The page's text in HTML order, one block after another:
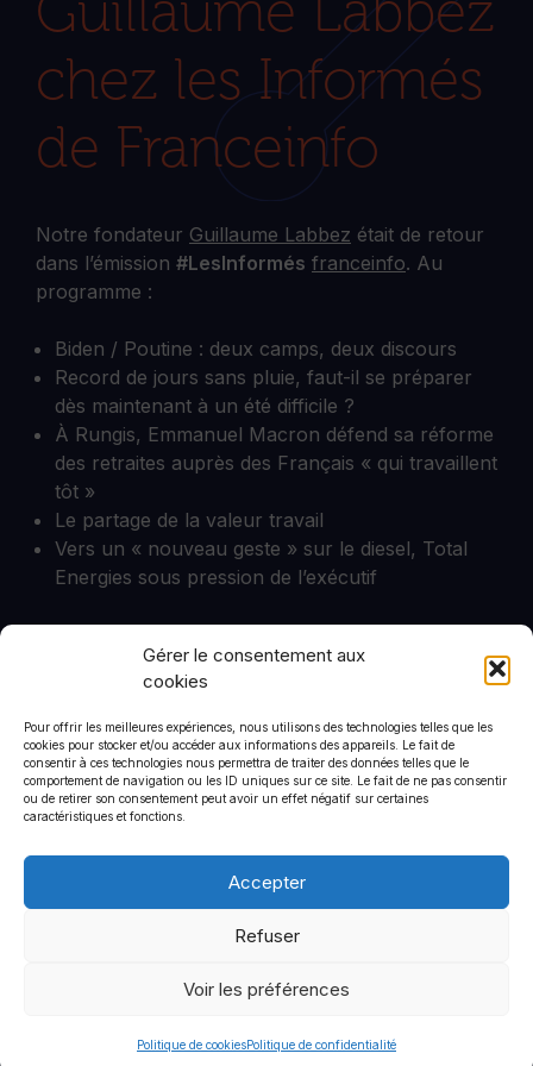
Gérer le consentement aux
cookies
Pour offrir les meilleures expériences, nous utilisons des technologies telles que les
cookies pour stocker et/ou accéder aux informations des appareils. Le fait de
consentir à ces technologies nous permettra de traiter des données telles que le
comportement de navigation ou les ID uniques sur ce site. Le fait de ne pas consentir
ou de retirer son consentement peut avoir un effet négatif sur certaines
caractéristiques et fonctions.
Accepter
Refuser
Voir les préférences
Politique de cookiesPolitique de confidentialité
Guillaume Labbez
chez les Informés
de Franceinfo
Notre fondateur Guillaume Labbez était de retour
dans l’émission #LesInformés franceinfo. Au
programme :
Biden / Poutine : deux camps, deux discours
Record de jours sans pluie, faut-il se préparer
dès maintenant à un été difficile ?
À Rungis, Emmanuel Macron défend sa réforme
des retraites auprès des Français « qui travaillent
tôt »
Le partage de la valeur travail
Vers un « nouveau geste » sur le diesel, Total
Energies sous pression de l’exécutif
CommStrat
6 rue de Saint-Petersbourg
75008
+33 1 44 90 01 46
© 2026 CommStrat• Construit avecGeneratePress